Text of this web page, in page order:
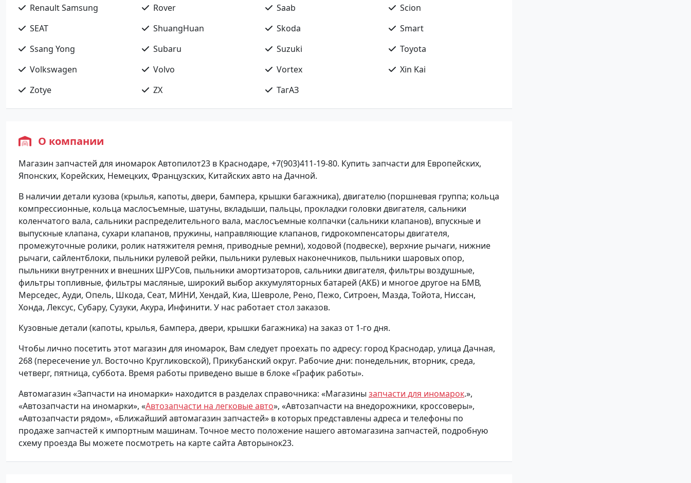
Renault Samsung
Rover Saab
Scion
SEAT
ShuangHuan Skoda
Smart
Ssang Yong
Subaru Suzuki
Toyota
Volkswagen
Volvo Vortex
Xin Kai
Zotye
ZX ТагАЗ
О компании
Магазин запчастей для иномарок Автопилот23 в Краснодаре, +7(903)411-19-80. Купить запчасти для Европейских,
Японских, Корейских, Немецких, Французских, Китайских авто на Дачной.
В наличии детали кузова (крылья, капоты, двери, бампера, крышки багажника), двигателю (поршневая группа; кольца
компрессионные, кольца маслосъемные, шатуны, вкладыши, пальцы, прокладки головки двигателя, сальники
коленчатого вала, сальники распределительного вала, маслосъемные колпачки (сальники клапанов), впускные и
выпускные клапана, сухари клапанов, пружины, направляющие клапанов, гидрокомпенсаторы двигателя,
промежуточные ролики, ролик натяжителя ремня, приводные ремни), ходовой (подвеске), верхние рычаги, нижние
рычаги, сайлентблоки, пыльники рулевой рейки, пыльники рулевых наконечников, пыльники шаровых опор,
пыльники внутренних и внешних ШРУСов, пыльники амортизаторов, сальники двигателя, фильтры воздушные,
фильтры топливные, фильтры масляные, широкий выбор аккумуляторных батарей (АКБ) и многое другое на БМВ,
Мерседес, Ауди, Опель, Шкода, Сеат, МИНИ, Хендай, Киа, Шевроле, Рено, Пежо, Ситроен, Мазда, Тойота, Ниссан,
Хонда, Лексус, Субару, Сузуки, Акура, Инфинити. У нас работает стол заказов.
Кузовные детали (капоты, крылья, бампера, двери, крышки багажника) на заказ от 1-го дня.
Чтобы лично посетить этот магазин для иномарок, Вам следует проехать по адресу: город Краснодар, улица Дачная,
268 (пересечение ул. Восточно Кругликовской), Прикубанский округ. Рабочие дни: понедельник, вторник, среда,
четверг, пятница, суббота. Время работы приведено выше в блоке «График работы».
Автомагазин «Запчасти на иномарки» находится в разделах справочника: «Магазины запчасти для иномарок.»,
«Автозапчасти на иномарки», «Автозапчасти на легковые авто», «Автозапчасти на внедорожники, кроссоверы»,
«Автозапчасти рядом», «Ближайший автомагазин запчастей» в которых представлены адреса и телефоны по
продаже запчастей к импортным машинам. Точное место положение нашего автомагазина запчастей, подробную
схему проезда Вы можете посмотреть на карте сайта Авторынок23.